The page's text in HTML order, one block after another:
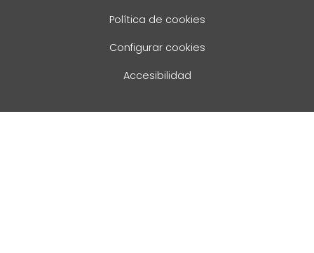
Política de cookies
Configurar cookies
Accesibilidad